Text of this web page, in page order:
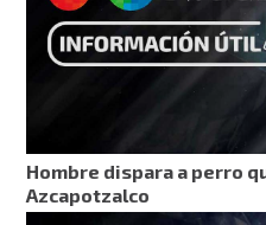
Hombre dispara a perro
Azcapotzalco